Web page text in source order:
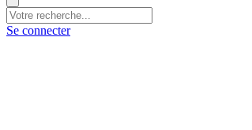
Se connecter